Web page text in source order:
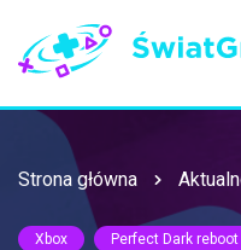
Strona główna
Xbox Perfect Dark